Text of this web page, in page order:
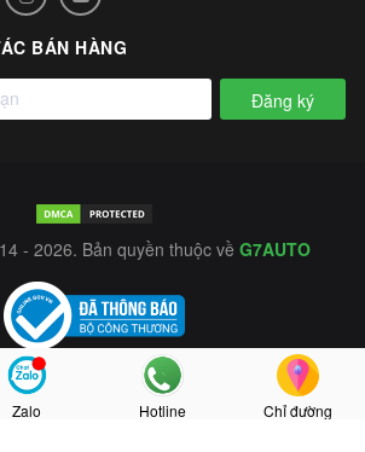
BÁN HÀNG
Đăng ký
- 2026. Bản quyền thuộc về G7AUTO
Zalo Hotline Chỉ đường